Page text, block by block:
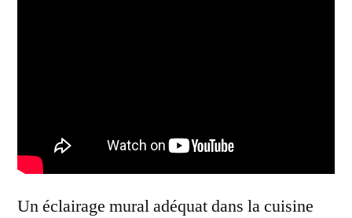
Un éclairage mural adéquat dans la cuisine